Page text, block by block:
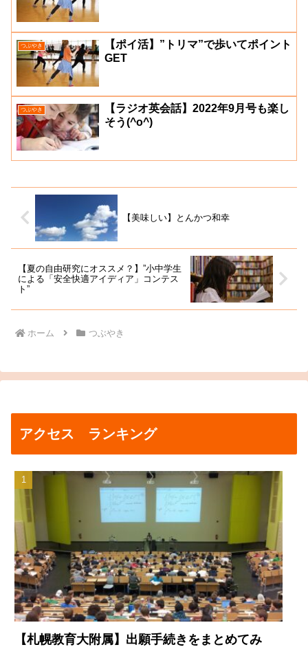
つぶやき
【ポイ活】”トリマ”で歩いてポイント
GET
つぶやき
【ラジオ英会話】2022年9月号も楽し
そう(^o^)
【美味しい】とんかつ和幸
【夏の自由研究にオススメ？】”小中学生
による「安全快適アイディア」コンテス
ト”
ホーム つぶやき
アクセス ランキング
【札幌教育大附属】出願手続きをまとめてみ